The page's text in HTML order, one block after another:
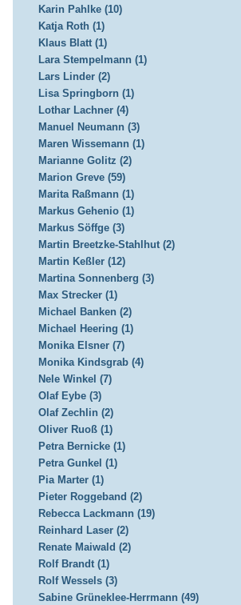
Karin Pahlke (10)
Katja Roth (1)
Klaus Blatt (1)
Lara Stempelmann (1)
Lars Linder (2)
Lisa Springborn (1)
Lothar Lachner (4)
Manuel Neumann (3)
Maren Wissemann (1)
Marianne Golitz (2)
Marion Greve (59)
Marita Raßmann (1)
Markus Gehenio (1)
Markus Söffge (3)
Martin Breetzke-Stahlhut (2)
Martin Keßler (12)
Martina Sonnenberg (3)
Max Strecker (1)
Michael Banken (2)
Michael Heering (1)
Monika Elsner (7)
Monika Kindsgrab (4)
Nele Winkel (7)
Olaf Eybe (3)
Olaf Zechlin (2)
Oliver Ruoß (1)
Petra Bernicke (1)
Petra Gunkel (1)
Pia Marter (1)
Pieter Roggeband (2)
Rebecca Lackmann (19)
Reinhard Laser (2)
Renate Maiwald (2)
Rolf Brandt (1)
Rolf Wessels (3)
Sabine Grüneklee-Herrmann (49)